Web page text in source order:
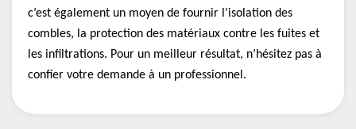
c’est également un moyen de fournir l’isolation des
combles, la protection des matériaux contre les fuites et
les infiltrations. Pour un meilleur résultat, n’hésitez pas à
confier votre demande à un professionnel.